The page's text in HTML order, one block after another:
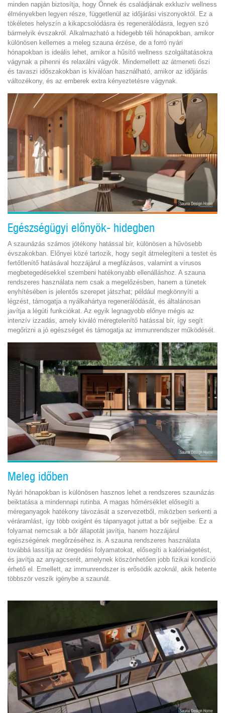
minden napján biztosítja, hogy Önnek és családjának exkluzív wellness
élményekben legyen része, függetlenül az időjárási viszonyoktól. Ez a
tökéletes helyszín a kikapcsolódásra és regenerálódásra, legyen szó
bármelyik évszakról. Alkalmazható a hidegebb téli hónapokban, amikor
különösen kellemes a meleg szauna érzése, de a forró nyári
hónapokban is ideális lehet, amikor a hűsítő wellness szolgáltatásokra
vágynak a pihenni és relaxálni vágyók. Mindemellett az átmeneti őszi
és tavaszi időszakokban is kiválóan használható, amikor az időjárás
változékony, és az emberek extra kényeztetésre vágynak.
Egészségügyi előnyök- hidegben
A szaunázás számos jótékony hatással bír, különösen a hűvösebb
évszakokban. Előnyei közé tartozik, hogy segít átmelegíteni a testet és
fertőtlenítő hatásával hozzájárul a megfázásos, valamint a vírusos
megbetegedésekkel szembeni hatékonyabb ellenálláshoz. A szauna
rendszeres használata nem csak a megelőzésben, hanem a tünetek
enyhítésében is jelentős szerepet játszhat; például megkönnyíti a
légzést, támogatja a nyálkahártya regenerálódását, és általánosan
javítja a légúti funkciókat. Az egyik legnagyobb előnye mégis az
intenzív izzadás, amely kiváló méregtelenítő hatással bír, így segít
megőrizni a jó egészséget és támogatja az immunrendszer működését.
Meleg időben
Nyári hónapokban is különösen hasznos lehet a rendszeres szaunázás
beiktatása a mindennapi rutinba. A magas hőmérséklet elősegíti a
méreganyagok hatékony távozását a szervezetből, miközben serkenti a
véráramlást, így több oxigént és tápanyagot juttat a bőr sejtjeibe. Ez a
folyamat nemcsak a bőr állapotát javítja, hanem hozzájárul
egészségének megőrzéséhez is. A szauna rendszeres használata
továbbá lassítja az öregedési folyamatokat, elősegíti a kalóriaégetést,
és javítja az anyagcserét, amelynek köszönhetően jobb fizikai kondíció
érhető el. Emellett, az immunrendszer is erősödik azoknál, akik hetente
többször veszik igénybe a szaunát.